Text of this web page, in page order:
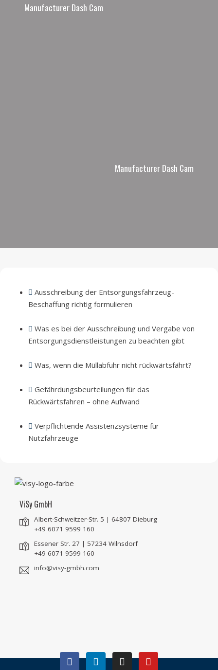
Manufacturer Dash Cam
Manufacturer Dash Cam
Ausschreibung der Entsorgungsfahrzeug-
Beschaffung richtig formulieren
Was es bei der Ausschreibung und Vergabe von
Entsorgungsdienstleistungen zu beachten gibt
Was, wenn die Müllabfuhr nicht rückwärtsfährt?
Gefährdungsbeurteilungen für das
Rückwärtsfahren – ohne Aufwand
Verpflichtende Assistenzsysteme für
Nutzfahrzeuge
ViSy GmbH
Albert-Schweitzer-Str. 5 | 64807 Dieburg
+49 6071 9599 160
Essener Str. 27 | 57234 Wilnsdorf
+49 6071 9599 160
info@visy-gmbh.com